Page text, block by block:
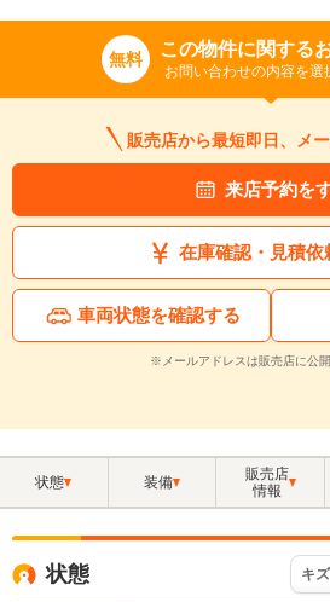
無料 この物件に関する
お問い合わせの内容を選
販売店から最短即日、メ
来店予約を
在庫確認・見積依
車両状態を確認する
※メールアドレスは販売店に公開
状態 装備
販売店
情報
状態 キ